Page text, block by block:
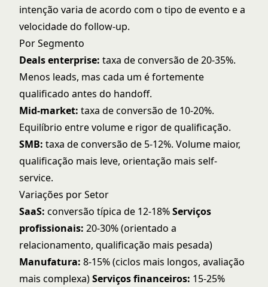
intenção varia de acordo com o tipo de evento e a
velocidade do follow-up.
Por Segmento
Deals enterprise: taxa de conversão de 20-35%.
Menos leads, mas cada um é fortemente
qualificado antes do handoff.
Mid-market: taxa de conversão de 10-20%.
Equilíbrio entre volume e rigor de qualificação.
SMB: taxa de conversão de 5-12%. Volume maior,
qualificação mais leve, orientação mais self-
service.
Variações por Setor
SaaS: conversão típica de 12-18%Serviços
profissionais: 20-30% (orientado a
relacionamento, qualificação mais pesada)
Manufatura: 8-15% (ciclos mais longos, avaliação
mais complexa)Serviços financeiros: 15-25%